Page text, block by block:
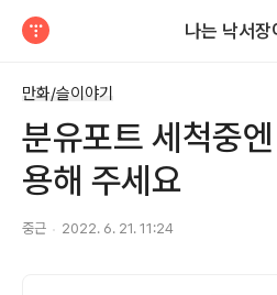
나는 낙서장
만화/슬이야기
분유포트 세척중
용해 주세요
중근 2022. 6. 21. 11:24